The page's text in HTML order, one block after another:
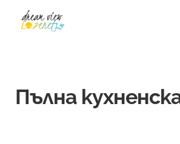
Пълна